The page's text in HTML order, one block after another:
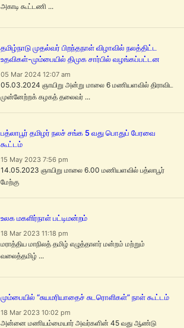
அகாடி கூட்டணி ...
தமிழ்நாடு முதல்வர் பிறந்தநாள் விழாவில் நலத்திட்ட
உதவிகள்-மும்பையில் திமுக சார்பில் வழங்கப்பட்டன
05 Mar 2024 12:07 am
05.03.2024 ஞாயிறு அன்று மாலை 6 மணியளவில் திராவிட
முன்னேற்றக் கழகத் தலைவர் ...
பத்லாபூர் தமிழர் நலச் சங்க 5 வது பொதுப் பேரவை
கூட்டம்
15 May 2023 7:56 pm
14.05.2023 ஞாயிறு மாலை 6.00 மணியளவில் பத்லாபூர்
மேற்கு
உலக மகளிர்நாள் பட்டிமன்றம்
18 Mar 2023 11:18 pm
மராத்திய மாநிலத் தமிழ் எழுத்தாளர் மன்றம் மற்றும்
வலைத்தமிழ் ...
மும்பையில் “சுயமரியாதைச் சுடரொளிகள்” நாள் கூட்டம்
18 Mar 2023 10:02 pm
அன்னை மணியம்மையார் அவர்களின் 45 வது ஆண்டு